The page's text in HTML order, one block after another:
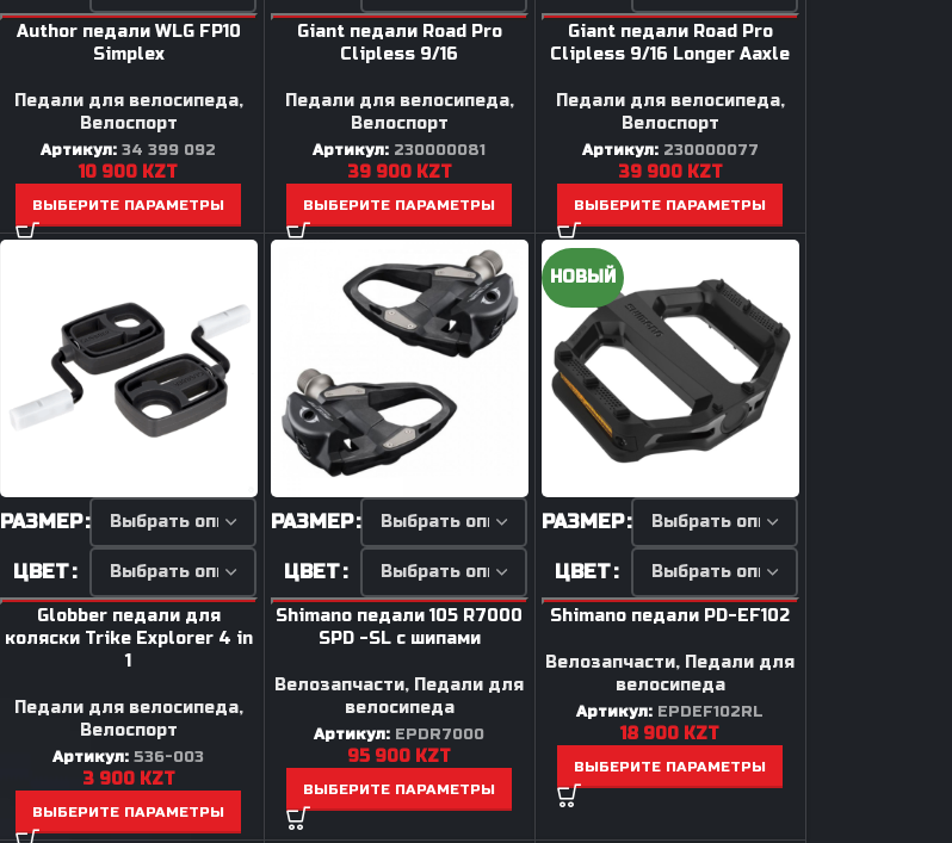
Author педали WLG FP10
Simplex
Педали для велосипеда,
Велоспорт
Артикул:34 399 092
10 900 KZT
ВЫБЕРИТЕ ПАРАМЕТРЫ
Giant педали Road Pro
Clipless 9/16
Педали для велосипеда,
Велоспорт
Артикул: 230000081
39 900 KZT
ВЫБЕРИТЕ ПАРАМЕТРЫ
Giant педали Road Pro
Clipless 9/16 Longer Aaxle
Педали для велосипеда,
Велоспорт
Артикул: 230000077
39 900 KZT
ВЫБЕРИТЕ ПАРАМЕТРЫ
РАЗМЕР
ЦВЕТ
Globber педали для
коляски Trike Explorer 4 in
1
Педали для велосипеда,
Велоспорт
Артикул:536-003
3 900 KZT
ВЫБЕРИТЕ ПАРАМЕТРЫ
РАЗМЕР
ЦВЕТ
Shimano педали 105 R7000
SPD -SL с шипами
Велозапчасти, Педали для
велосипеда
Артикул: EPDR7000
95 900 KZT
ВЫБЕРИТЕ ПАРАМЕТРЫ
НОВЫЙ
РАЗМЕР
ЦВЕТ
Shimano педали PD-EF102
Велозапчасти, Педали для
велосипеда
Артикул: EPDEF102RL
18 900 KZT
ВЫБЕРИТЕ ПАРАМЕТРЫ